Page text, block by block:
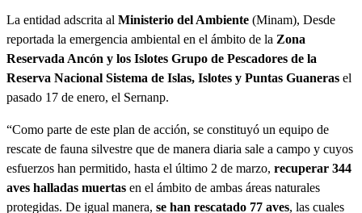
La entidad adscrita al Ministerio del Ambiente (Minam), Desde
reportada la emergencia ambiental en el ámbito de la Zona
Reservada Ancón y los Islotes Grupo de Pescadores de la
Reserva Nacional Sistema de Islas, Islotes y Puntas Guaneras el
pasado 17 de enero, el Sernanp.
“Como parte de este plan de acción, se constituyó un equipo de
rescate de fauna silvestre que de manera diaria sale a campo y cuyos
esfuerzos han permitido, hasta el último 2 de marzo, recuperar 344
aves halladas muertas en el ámbito de ambas áreas naturales
protegidas. De igual manera, se han rescatado 77 aves, las cuales